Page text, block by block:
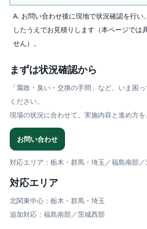
A. お問い合わせ後に現地で状況確認を行い
したうえでお見積りします（本ページでは
せん）。
まずは状況確認から
「腐敗・臭い・交換の手間」など、いま困
ください。
現場の状況に合わせて、実施内容と進め方を
お問い合わせ
対応エリア：栃木・群馬・埼玉／福島南部
対応エリア
北関東中心：栃木・群馬・埼玉
追加対応：福島南部／茨城西部